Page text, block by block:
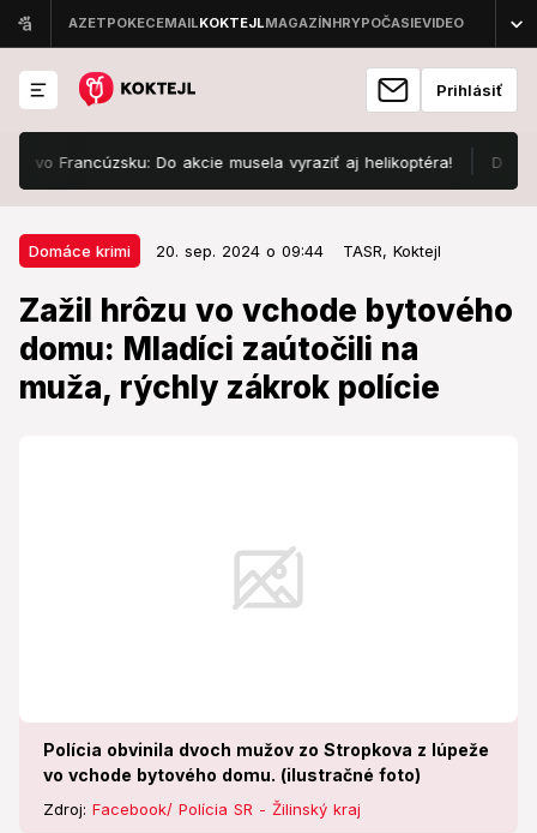
Prihlásiť
Francúzsku: Do akcie musela vyraziť aj helikoptéra! Desivá
Domáce krimi 20. sep. 2024 o 09:44 TASR, Koktejl
Zažil hrôzu vo vchode bytového
domu: Mladíci zaútočili na
muža, rýchly zákrok polície
Polícia obvinila dvoch mužov zo Stropkova z lúpeže
vo vchode bytového domu. (ilustračné foto)
Zdroj: Facebook/ Polícia SR - Žilinský kraj
Domáce krimi 20. sep. 2024 o 09:44
Zažil hrôzu vo vchode bytového
domu: Mladíci zaútočili na muža,
rýchly zákrok polície